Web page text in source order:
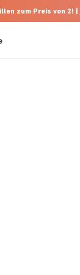
zum Preis von 2! |